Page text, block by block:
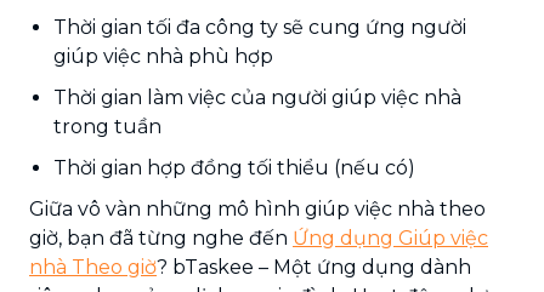
Thời gian tối đa công ty sẽ cung ứng người
giúp việc nhà phù hợp
Thời gian làm việc của người giúp việc nhà
trong tuần
Thời gian hợp đồng tối thiểu (nếu có)
Giữa vô vàn những mô hình giúp việc nhà theo
giờ, bạn đã từng nghe đến Ứng dụng Giúp việc
nhà Theo giờ? bTaskee – Một ứng dụng dành